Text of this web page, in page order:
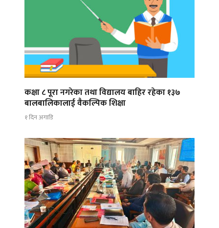
कक्षा ८ पूरा नगरेका तथा विद्यालय बाहिर रहेका १३७
बालबालिकालाई वैकल्पिक शिक्षा
१ दिन अगाडि